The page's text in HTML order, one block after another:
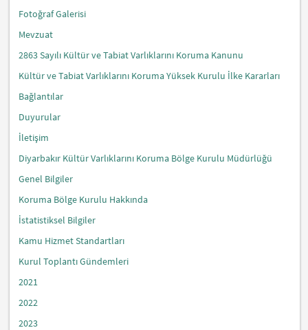
Fotoğraf Galerisi
Mevzuat
2863 Sayılı Kültür ve Tabiat Varlıklarını Koruma Kanunu
Kültür ve Tabiat Varlıklarını Koruma Yüksek Kurulu İlke Kararları
Bağlantılar
Duyurular
İletişim
Diyarbakır Kültür Varlıklarını Koruma Bölge Kurulu Müdürlüğü
Genel Bilgiler
Koruma Bölge Kurulu Hakkında
İstatistiksel Bilgiler
Kamu Hizmet Standartları
Kurul Toplantı Gündemleri
2021
2022
2023